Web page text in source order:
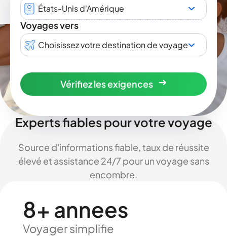
États-Unis d'Amérique
Voyages vers
Choisissez votre destination de voyage
Vérifiez les exigences
Experts fiables pour votre voyage
Source d'informations fiable, taux de réussite
élevé et assistance 24/7 pour un voyage sans
encombre.
8+ annees
Voyager simplifie